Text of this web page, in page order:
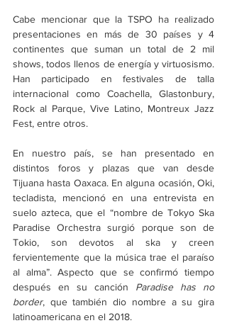
Cabe mencionar que la TSPO ha realizado
presentaciones en más de 30 países y 4
continentes que suman un total de 2 mil
shows, todos llenos de energía y virtuosismo.
Han participado en festivales de talla
internacional como Coachella, Glastonbury,
Rock al Parque, Vive Latino, Montreux Jazz
Fest, entre otros.
En nuestro país, se han presentado en
distintos foros y plazas que van desde
Tijuana hasta Oaxaca. En alguna ocasión, Oki,
tecladista, mencionó en una entrevista en
suelo azteca, que el “nombre de Tokyo Ska
Paradise Orchestra surgió porque son de
Tokio, son devotos al ska y creen
fervientemente que la música trae el paraíso
al alma”. Aspecto que se confirmó tiempo
después en su canción Paradise has no
border, que también dio nombre a su gira
latinoamericana en el 2018.